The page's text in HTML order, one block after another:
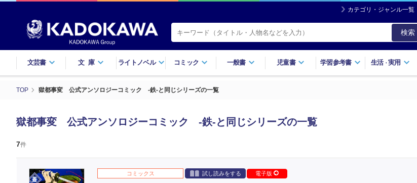
カテゴリ・ジャンル一覧
検索
文芸書 文庫 ライトノベル コミック 一般書 児童書 学習参考書 生活・実用
TOP 獄都事変 公式アンソロジーコミック -鉄-と同じシリーズの一覧
獄都事変 公式アンソロジーコミック -鉄-と同じシリーズの一覧
7件
コミックス 試し読みをする 電子版